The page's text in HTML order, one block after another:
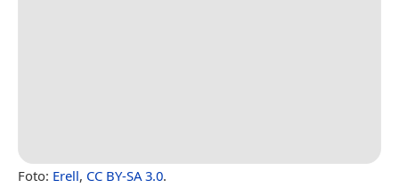
Foto: Erell, CC BY-SA 3.0.